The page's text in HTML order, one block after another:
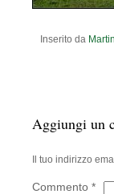
Inserito da
Aggiungi un
Il tuo indirizzo
Commento *